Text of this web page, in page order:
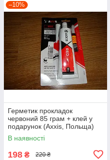
–10%
Герметик прокладок
червоний 85 грам + клей у
подарунок (Axxis, Польща)
В наявності
198 ₴ 220 ₴